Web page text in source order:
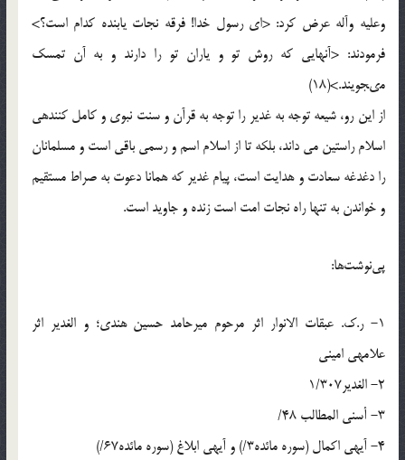
وعلیه وآله عرض کرد: <اى رسول خدا! فرقه نجات یابنده کدام است؟>
فرمودند: <آنهایى که روش تو و یاران تو را دارند و به آن تمسک
مى‏جویند.>(18)
از این رو، شیعه توجه به غدیر را توجه به قرآن و سنت نبوى و کامل کننده‏ى
اسلام راستین مى داند، بلکه تا از اسلام اسم و رسمى باقى است و مسلمانان
را دغدغه سعادت و هدایت است، پیام غدیر که همانا دعوت به صراط مستقیم
و خواندن به تنها راه نجات امت است زنده و جاوید است.
پي‌نوشت‌ها:
1- ر.ک. عبقات الانوار اثر مرحوم میرحامد حسین هندى؛ و الغدیر اثر
علامه‏ى امینى
2- الغدیر1/307
3- أسنى المطالب 48/
4- آیه‏ى اکمال (سوره مائده3/) و آیه‏ى ابلاغ (سوره مائده67/)